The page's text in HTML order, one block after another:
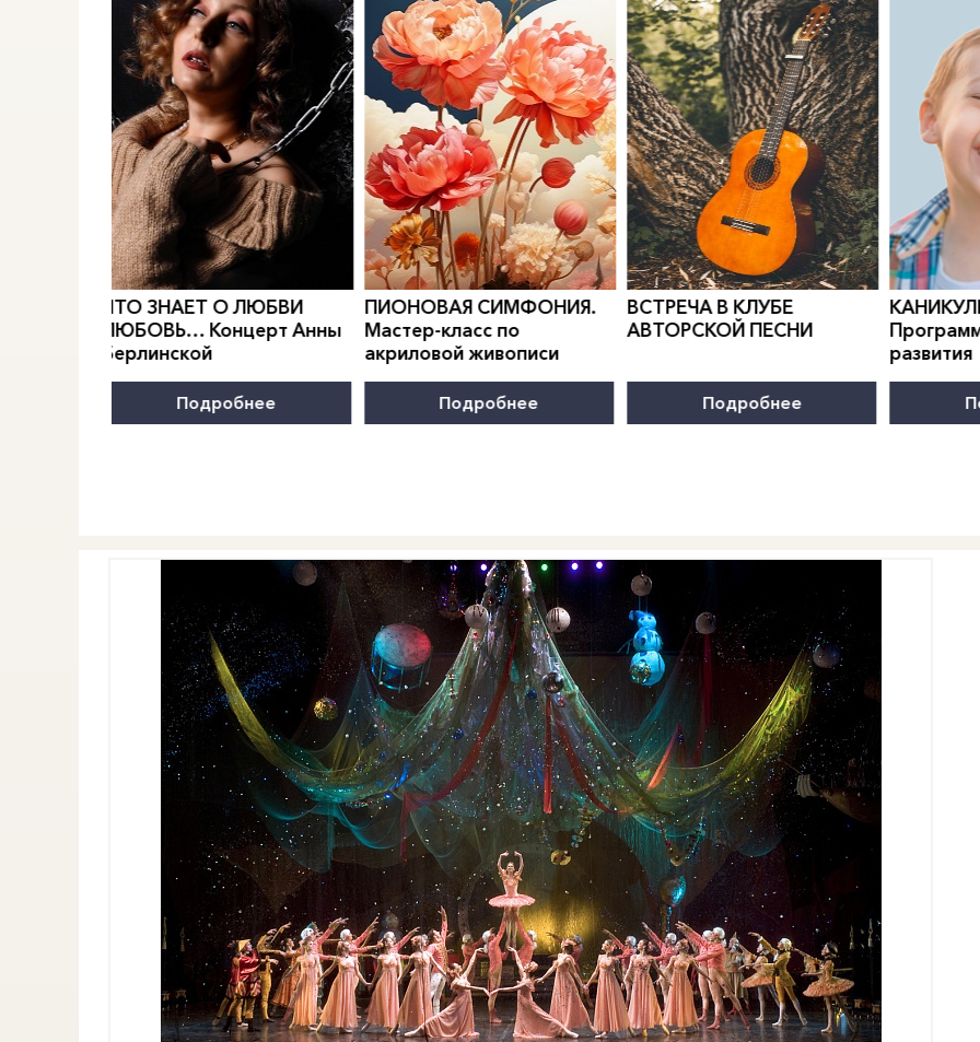
0">
ПИОНОВАЯ СИМФОНИЯ.
Мастер-класс по
акриловой живописи
Подробнее
0">
ВСТРЕЧА В КЛУБЕ
АВТОРСКОЙ ПЕСНИ
Подробнее
0">
КАНИКУЛЫ ВМЕРИДИАН
Программа всестороннего
Подробнее
0">
ДВЕ